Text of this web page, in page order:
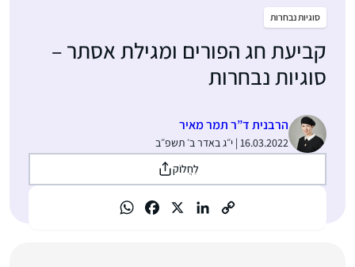
סוגיות נבחרות
קביעת חג הפורים ומגילת אסתר –
סוגיות נבחרות
הרבנית ד”ר תמר מאיר
16.03.2022 | י״ג באדר ב׳ תשפ״ב
לַחֲלוֹק